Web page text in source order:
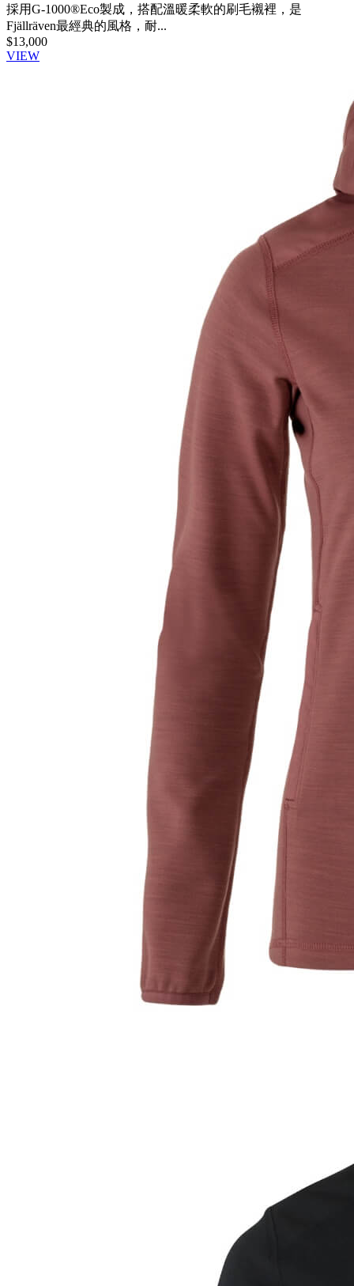
採用G-1000®Eco製成，搭配溫暖柔軟的刷毛襯裡，是
Fjällräven最經典的風格，耐...
$13,000
VIEW